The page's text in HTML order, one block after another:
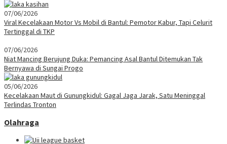
07/06/2026
Viral Kecelakaan Motor Vs Mobil di Bantul: Pemotor Kabur, Tapi Celurit
Tertinggal di TKP
07/06/2026
Niat Mancing Berujung Duka: Pemancing Asal Bantul Ditemukan Tak
Bernyawa di Sungai Progo
05/06/2026
Kecelakaan Maut di Gunungkidul: Gagal Jaga Jarak, Satu Meninggal
Terlindas Tronton
Olahraga